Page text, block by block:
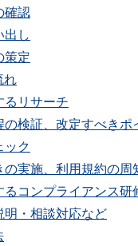
確認
出し
策定
れ
るリサーチ
検証、改定すべきポ
ック
実施、利用規約の周
コンプライアンス研
・相談対応など